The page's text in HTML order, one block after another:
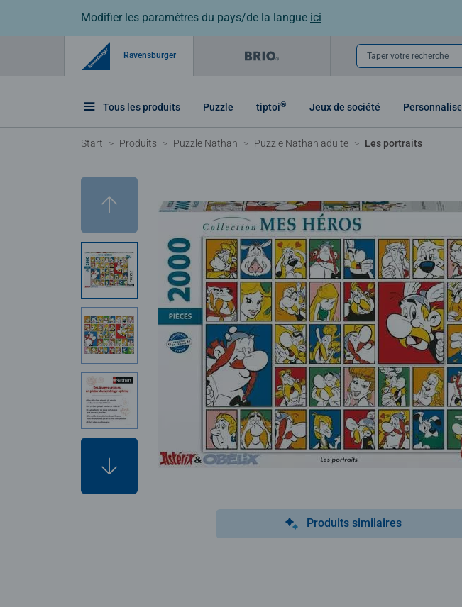
Modifier les paramètres du pays/de la langue ici
Ravensburger Taper votre recherche
Tous les produits Puzzle tiptoi® Jeux de société Personnaliser
Start Produits Puzzle Nathan Puzzle Nathan adulte Les portraits
Produits similaires